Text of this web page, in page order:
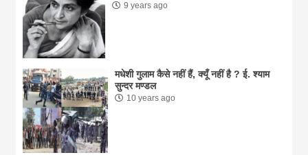
9 years ago
मधेशी गुलाम कैसे नहीं हैं, क्यूँ नहीं है ? ई. श्याम
सुन्दर मण्डल
10 years ago